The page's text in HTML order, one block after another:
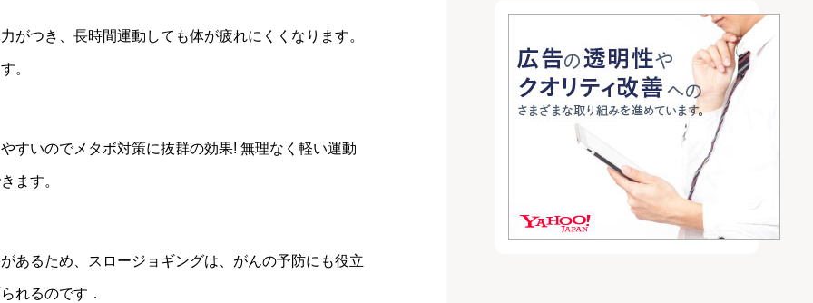
がつき、長時間運動しても体が疲れにくくなります。
。
すいのでメタボ対策に抜群の効果! 無理なく軽い運動
ます。
あるため、スロージョギングは、がんの予防にも役立
れるのです．